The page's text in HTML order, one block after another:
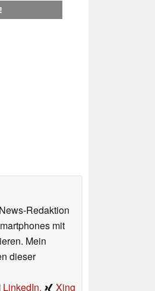
Redaktion
mit
Mein
dieser
LinkedIn, Xing